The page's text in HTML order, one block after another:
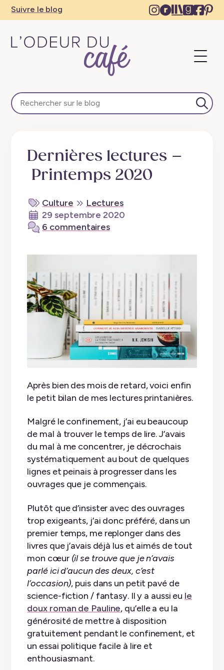
Suivre le blog
Instagram
–
Ravelry
–
The
tab
– – –
Dernières lectures –
Printemps 2020
Culture
Lectures
29 septembre 2020
6 commentaires
Après bien des mois de retard, voici enfin
le petit bilan de mes lectures printanières.
Malgré le confinement, j’ai eu beaucoup
de mal à trouver le temps de lire. J’avais
du mal à me concentrer, je décrochais
systématiquement au bout de quelques
lignes et peinais à progresser dans les
ouvrages que je commençais.
Plutôt que d’insister avec des ouvrages
trop exigeants, j’ai donc préféré, dans un
premier temps, me replonger dans des
livres que j’avais déjà lus et aimés de tout
mon cœur (il se trouve que je n’avais
parlé ici d’aucun des deux, c’est
l’occasion), puis dans un petit pavé de
science-fiction / fantasy. Il y a aussi eu le
doux roman de Pauline, qu’elle a eu la
générosité de mettre à disposition
gratuitement pendant le confinement, et
un essai politique facile à lire et
enthousiasmant.